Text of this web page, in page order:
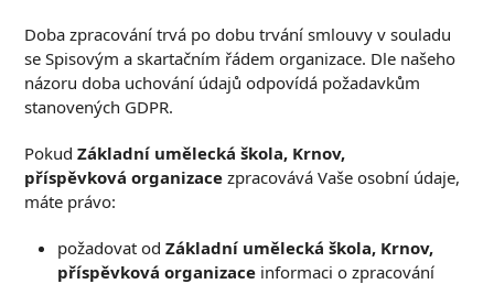
Doba zpracování trvá po dobu trvání smlouvy v souladu
se Spisovým a skartačním řádem organizace. Dle našeho
názoru doba uchování údajů odpovídá požadavkům
stanovených GDPR.
PokudZákladní umělecká škola, Krnov,
příspěvkováorganizacezpracovává Vaše osobní údaje,
máte právo:
požadovat odZákladní umělecká škola, Krnov,
příspěvková organizace informaci o zpracování